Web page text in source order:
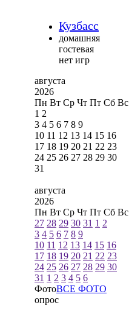
Кузбасс
домашняя
гостевая
нет игр
августа
2026
Пн Вт Ср Чт Пт Сб Вс
1 2
3 4 5 6 7 8 9
10 11 12 13 14 15 16
17 18 19 20 21 22 23
24 25 26 27 28 29 30
31
августа
2026
Пн Вт Ср Чт Пт Сб Вс
27 28 29 30 31 1 2
3 4 5 6 7 8 9
10 11 12 13 14 15 16
17 18 19 20 21 22 23
24 25 26 27 28 29 30
31 1 2 3 4 5 6
ФотоВСЕ ФОТО
опрос